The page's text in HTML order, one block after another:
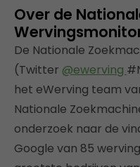
Over de
De Nationale
(Twitter @ewerving
het eWerving team
Nationale
onderzoek naar de
Google van 85